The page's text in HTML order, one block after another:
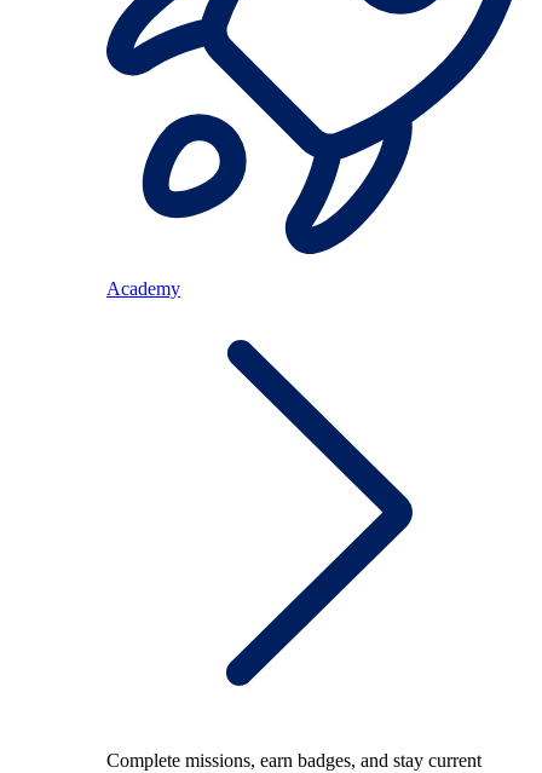
Academy
Complete missions, earn badges, and stay current